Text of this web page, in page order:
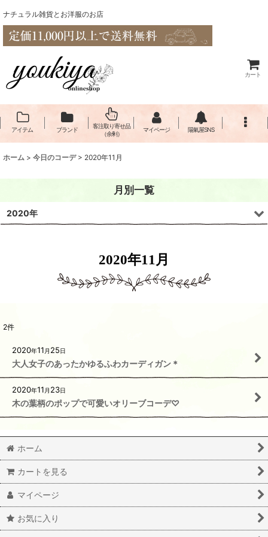
ナチュラル雑貨とお洋服のお店
カート
アイテム ブランド
客注取り寄せ品
（余剰）
マイページ 陽氣屋SNS
ホーム > 今日のコーデ > 2020年11月
2020年11月
2件
2020年11 月 25日
大人女子のあったかゆるふわカーディガン＊
2020年11 月 23日
木の葉柄のポップで可愛いオリーブコーデ♡
月別一覧
2020年
ホーム
カートを見る
マイページ
お気に入り